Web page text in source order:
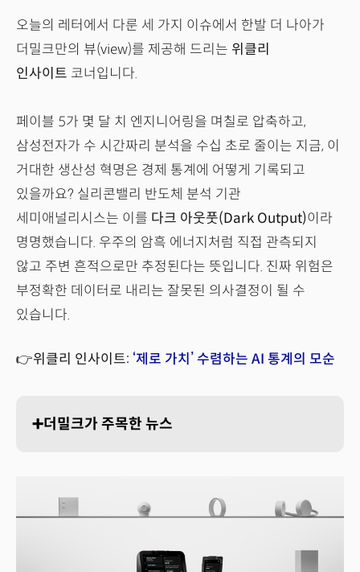
오늘의 레터에서 다룬 세 가지 이슈에서 한발 더 나아가
더밀크만의 뷰(view)를 제공해 드리는 위클리
인사이트 코너입니다.
페이블 5가 몇 달 치 엔지니어링을 며칠로 압축하고,
삼성전자가 수 시간짜리 분석을 수십 초로 줄이는 지금, 이
거대한 생산성 혁명은 경제 통계에 어떻게 기록되고
있을까요? 실리콘밸리 반도체 분석 기관
세미애널리시스는 이를 다크 아웃풋(Dark Output)이라
명명했습니다. 우주의 암흑 에너지처럼 직접 관측되지
않고 주변 흔적으로만 추정된다는 뜻입니다. 진짜 위험은
부정확한 데이터로 내리는 잘못된 의사결정이 될 수
있습니다.
👉위클리 인사이트: ‘제로 가치’ 수렴하는 AI 통계의 모순
➕더밀크가 주목한 뉴스